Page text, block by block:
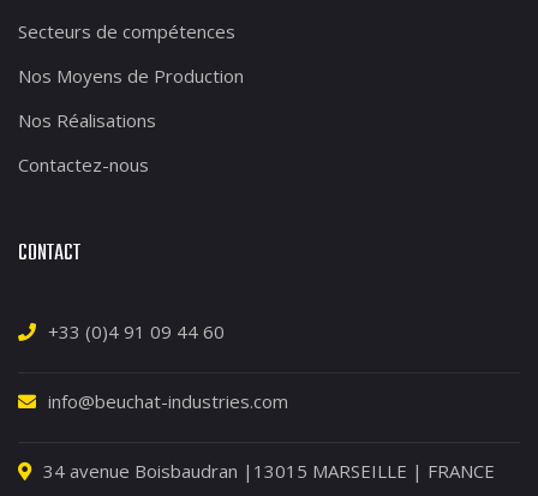
Secteurs de compétences
Nos Moyens de Production
Nos Réalisations
Contactez-nous
CONTACT
+33 (0)4 91 09 44 60
info@beuchat-industries.com
34 avenue Boisbaudran |13015 MARSEILLE | FRANCE